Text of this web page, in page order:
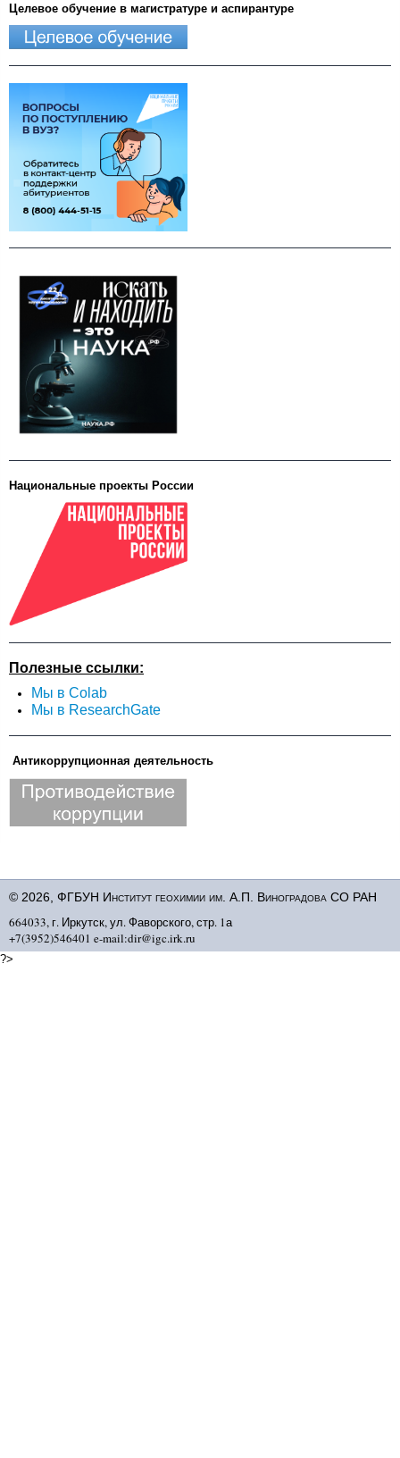
Целевое обучение в магистратуре и аспирантуре
Национальные проекты России
Полезные ссылки:
Мы в Colab
Мы в ResearchGate
Антикоррупционная деятельность
© 2026, ФГБУН Институт геохимии им. А.П. Виноградова СО РАН
664033, г. Иркутск, ул. Фаворского, стр. 1а
+7(3952)546401 e-mail:dir@igc.irk.ru
?>